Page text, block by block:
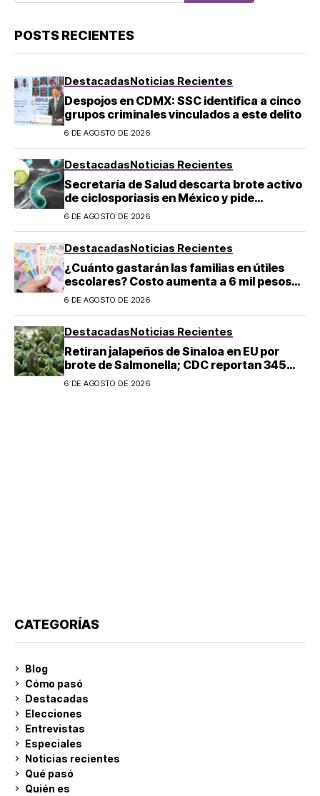
POSTS RECIENTES
DestacadasNoticias Recientes
Despojos en CDMX: SSC identifica a cinco
grupos criminales vinculados a este delito
6 DE AGOSTO DE 2026
DestacadasNoticias Recientes
Secretaría de Salud descarta brote activo
de ciclosporiasis en México y pide
mantener la calma
6 DE AGOSTO DE 2026
DestacadasNoticias Recientes
¿Cuánto gastarán las familias en útiles
escolares? Costo aumenta a 6 mil pesos
por alumno de educación básica en
6 DE AGOSTO DE 2026
DestacadasNoticias Recientes
Retiran jalapeños de Sinaloa en EU por
brote de Salmonella; CDC reportan 345
casos
6 DE AGOSTO DE 2026
CATEGORÍAS
Blog
Cómo pasó
Destacadas
Elecciones
Entrevistas
Especiales
Noticias recientes
Qué pasó
Quién es